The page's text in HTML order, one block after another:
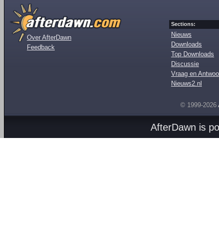
Over AfterDawn
Feedback
Sections:
Nieuws
Downloads
Top Downloads
Discussie
Vraag en
Nieuws2.nl
© 1999-2026
AfterDawn is